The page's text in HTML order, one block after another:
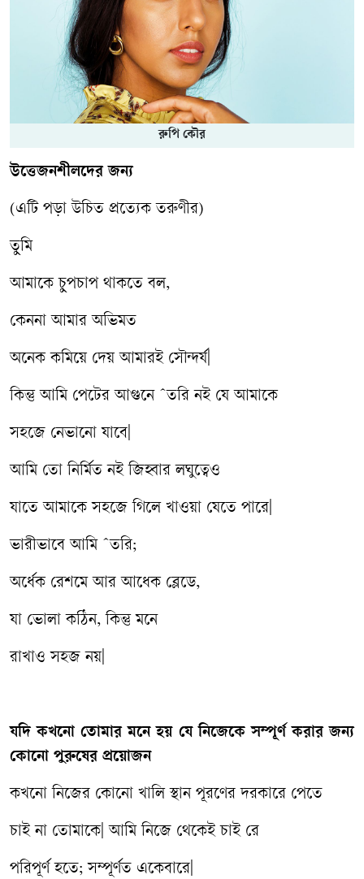
রুপি কৌর
উত্তেজনশীলদের জন্য
(এটি পড়া উচিত প্রত্যেক তরুণীর)
তুমি
আমাকে চুপচাপ থাকতে বল,
কেননা আমার অভিমত
অনেক কমিয়ে দেয় আমারই সৌন্দর্য|
কিন্তু আমি পেটের আগুনে ˆতরি নই যে আমাকে
সহজে নেভানো যাবে|
আমি তো নির্মিত নই জিহ্বার লঘুত্বেও
যাতে আমাকে সহজে গিলে খাওয়া যেতে পারে|
ভারীভাবে আমি ˆতরি;
অর্ধেক রেশমে আর আধেক ব্লেডে,
যা ভোলা কঠিন, কিন্তু মনে
রাখাও সহজ নয়|
যদি কখনো তোমার মনে হয় যে নিজেকে সম্পূর্ণ করার জন্য
কোনো পুরুষের প্রয়োজন
কখনো নিজের কোনো খালি স্থান পূরণের দরকারে পেতে
চাই না তোমাকে| আমি নিজে থেকেই চাই রে
পরিপূর্ণ হতে; সম্পূর্ণত একেবারে|